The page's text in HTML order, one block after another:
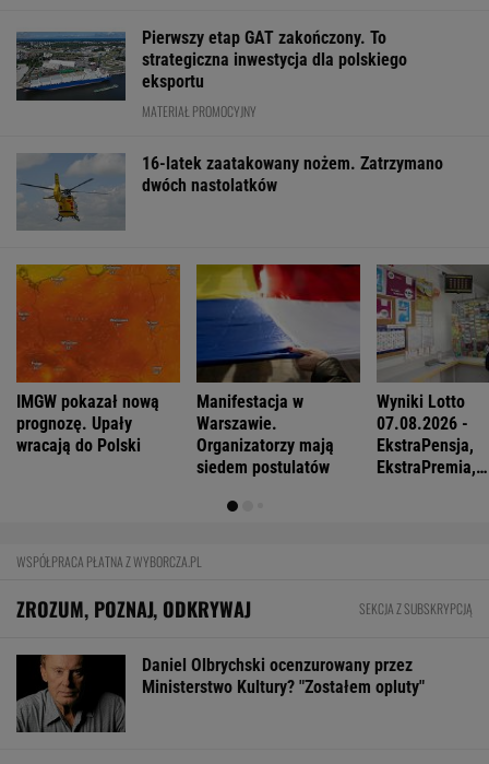
Pierwszy etap GAT zakończony. To
strategiczna inwestycja dla polskiego
eksportu
MATERIAŁ PROMOCYJNY
16-latek zaatakowany nożem. Zatrzymano
dwóch nastolatków
IMGW pokazał nową
prognozę. Upały
wracają do Polski
Manifestacja w
Warszawie.
Organizatorzy mają
siedem postulatów
Wyniki Lotto
07.08.2026 -
EkstraPensja,
EkstraPremia,
WSPÓŁPRACA PŁATNA Z WYBORCZA.PL
ZROZUM, POZNAJ, ODKRYWAJ SEKCJA Z SUBSKRYPCJĄ
Daniel Olbrychski ocenzurowany przez
Ministerstwo Kultury? "Zostałem opluty"